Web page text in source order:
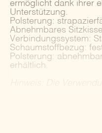
ermöglicht dank ihrer
Unterstützung.
Polsterung:
Abnehmbares
Verbindungssystem:
Schaumstoffbezug:
Polsterung:
erhältlich.